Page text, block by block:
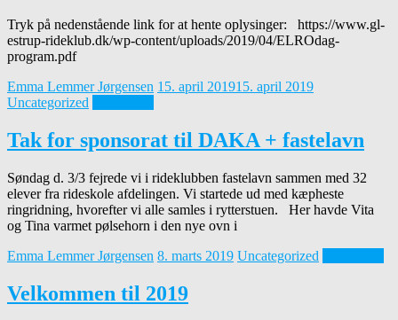
Tryk på nedenstående link for at hente oplysinger: https://www.gl-
estrup-rideklub.dk/wp-content/uploads/2019/04/ELROdag-
program.pdf
Emma Lemmer Jørgensen 15. april 201915. april 2019
Uncategorized
Tak for sponsorat til DAKA + fastelavn
Søndag d. 3/3 fejrede vi i rideklubben fastelavn sammen med 32
elever fra rideskole afdelingen. Vi startede ud med kæpheste
ringridning, hvorefter vi alle samles i rytterstuen. Her havde Vita
og Tina varmet pølsehorn i den nye ovn i
Emma Lemmer Jørgensen 8. marts 2019 Uncategorized
Velkommen til 2019